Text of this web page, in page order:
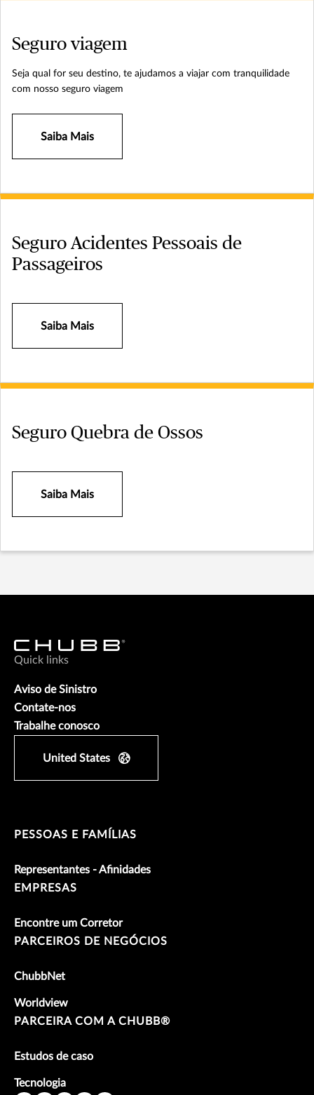
Seguro viagem
Seja qual for seu destino, te ajudamos a viajar com tranquilidade
com nosso seguro viagem
Saiba Mais
Seguro Acidentes Pessoais de
Passageiros
Saiba Mais
Seguro Quebra de Ossos
Saiba Mais
Quick links
Aviso de Sinistro
Contate-nos
Trabalhe conosco
United States
PESSOAS E FAMÍLIAS
Representantes - Afinidades
EMPRESAS
Encontre um Corretor
PARCEIROS DE NEGÓCIOS
ChubbNet
Worldview
PARCEIRA COM A CHUBB®
Estudos de caso
Tecnologia